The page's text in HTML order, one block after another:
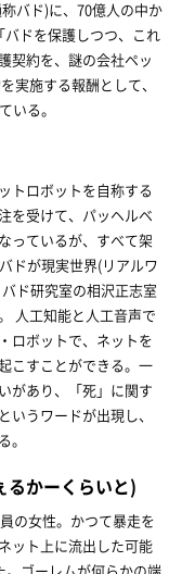
バド)に、70億人の中か
ドを保護しつつ、これ
契約を、謎の会社ペッ
実施する報酬として、
いる。
トロボットを自称する
を受けて、パッヘルベ
っているが、すべて架
ドが現実世界(リアルワ
ド研究室の相沢正志室
人工知能と人工音声で
ロボットで、ネットを
こすことができる。一
があり、「死」に関す
うワードが出現し、
。
るかーくらいと)
の女性。かつて暴走を
ット上に流出した可能
ゴーレムが何らかの端